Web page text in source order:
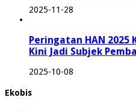
2025-11-28
Peringatan HAN 2025
Kini Jadi Subjek
2025-10-08
Ekobis